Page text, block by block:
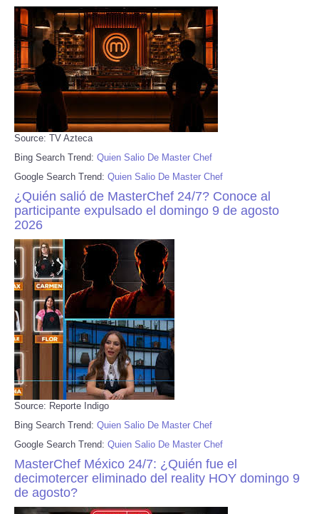
Source: TV Azteca
Bing Search Trend: Quien Salio De Master Chef
Google Search Trend: Quien Salio De Master Chef
¿Quién salió de MasterChef 24/7? Conoce al
participante expulsado el domingo 9 de agosto
2026
Source: Reporte Indigo
Bing Search Trend: Quien Salio De Master Chef
Google Search Trend: Quien Salio De Master Chef
MasterChef México 24/7: ¿Quién fue el
decimotercer eliminado del reality HOY domingo 9
de agosto?